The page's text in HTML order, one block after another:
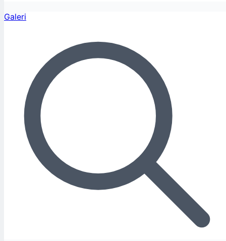
Galeri